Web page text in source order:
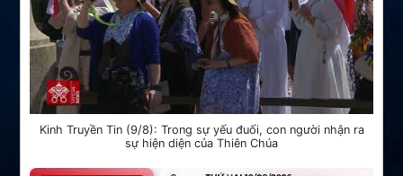
Kinh Truyền Tin (9/8): Trong sự yếu đuối, con người nhận ra
sự hiện diện của Thiên Chúa